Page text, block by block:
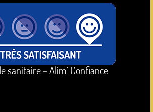
sanitaire – Alim’ Confiance